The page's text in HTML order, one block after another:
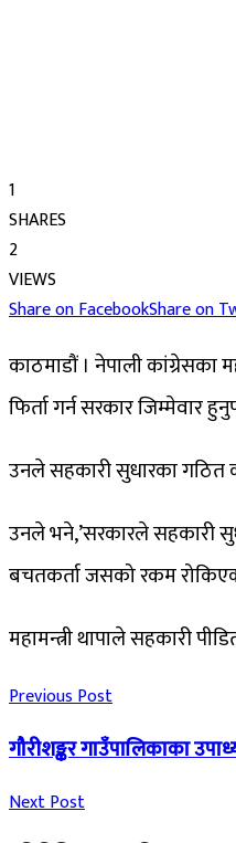
1
SHARES
2
VIEWS
Share on FacebookShare on
काठमाडौं । नेपाली कांग्रेसका
फिर्ता गर्न सरकार जिम्मेवार
उनले सहकारी सुधारका गठित
उनले भने,’सरकारले सहकारी
बचतकर्ता जसको रकम
महामन्त्री थापाले सहकारी
Previous Post
गौरीशङ्कर गाउँपालिकाका
Next Post